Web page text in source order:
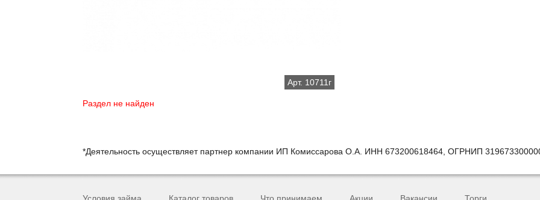
Арт. 10711г
Раздел не найден
*Деятельность осуществляет партнер компании ИП Комиссарова О.А. ИНН 673200618464, ОГРНИП